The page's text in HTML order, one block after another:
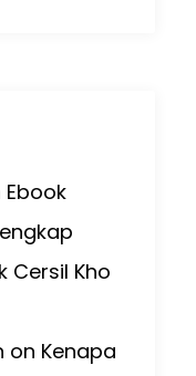
Ebook
Cersil Kho
on Kenapa